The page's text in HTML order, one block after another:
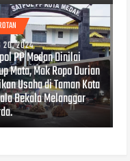
20, 2024
PP Medan Dinilai
Mata, Mak Ropo Durian
Usaha di Taman Kota
Bekala Melanggar